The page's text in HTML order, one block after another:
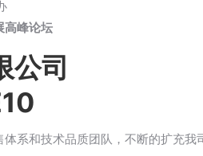
高峰论坛
公司
系和技术品质团队，不断的扩充